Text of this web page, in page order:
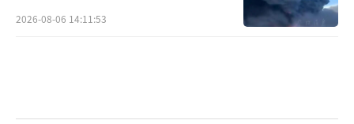
定工作、避免发炎排异？再比如信号芯片的布
2026-08-06 14:11:53